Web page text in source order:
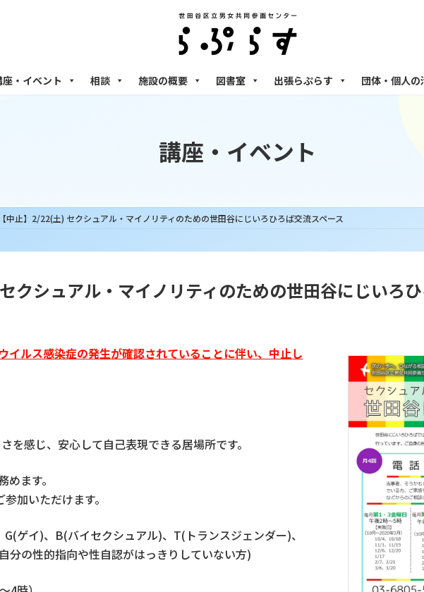
座・イベント 相談 施設の概要 図書室 出張らぷらす 団体・個人の
講座・イベント
【中止】2/22(土) セクシュアル・マイノリティのための世田谷にじいろひろば交流スペース
クシュアル・マイノリティのための世田谷にじいろ
イルス感染症の発生が確認されていることに伴い、中止し
を感じ、安心して自己表現できる居場所です。
ます。
加いただけます。
ゲイ)、B(バイセクシュアル)、T(トランスジェンダー)、
分の性的指向や性自認がはっきりしていない方)